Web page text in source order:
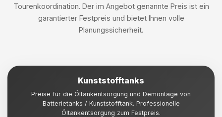
Tourenkoordination. Der im Angebot genannte Preis ist ein
garantierter Festpreis und bietet Ihnen volle
Planungssicherheit.
Kunststofftanks
Preise für die Öltankentsorgung und Demontage von
Batterietanks / Kunststofftank. Professionelle
Öltankentsorgung zum Festpreis.